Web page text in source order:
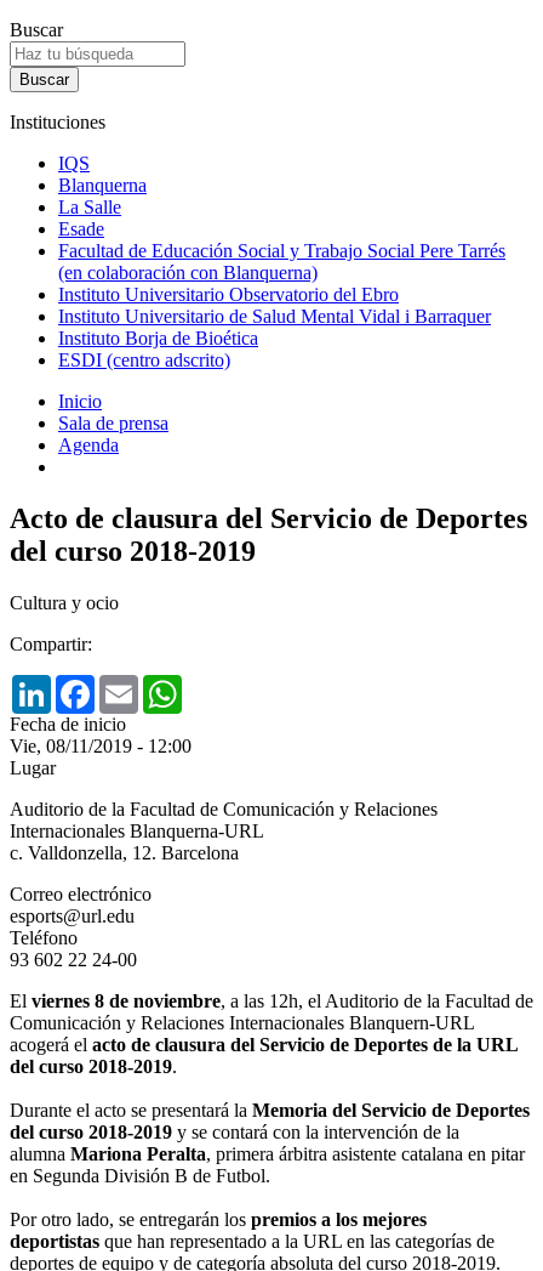
Buscar
Instituciones
IQS
Blanquerna
La Salle
Esade
Facultad de Educación Social y Trabajo Social Pere Tarrés
(en colaboración con Blanquerna)
Instituto Universitario Observatorio del Ebro
Instituto Universitario de Salud Mental Vidal i Barraquer
Instituto Borja de Bioética
ESDI (centro adscrito)
Inicio
Sala de prensa
Agenda
Acto de clausura del Servicio de Deportes
del curso 2018-2019
Cultura y ocio
Compartir:
LinkedInFacebook
Email
Fecha de inicio
Vie, 08/11/2019 - 12:00
Lugar
Auditorio de la Facultad de Comunicación y Relaciones
Internacionales Blanquerna-URL
c. Valldonzella, 12. Barcelona
Correo electrónico
esports@url.edu
Teléfono
93 602 22 24-00
El viernes 8 de noviembre, a las 12h, el Auditorio de la Facultad de
Comunicación y Relaciones Internacionales Blanquern-URL
acogerá el acto de clausura del Servicio de Deportes de la URL
del curso 2018-2019.
Durante el acto se presentará la Memoria del Servicio de Deportes
del curso 2018-2019 y se contará con la intervención de la
alumna Mariona Peralta, primera árbitra asistente catalana en pitar
en Segunda División B de Futbol.
Por otro lado, se entregarán los premios a los mejores
deportistas que han representado a la URL en las categorías de
deportes de equipo y de categoría absoluta del curso 2018-2019.